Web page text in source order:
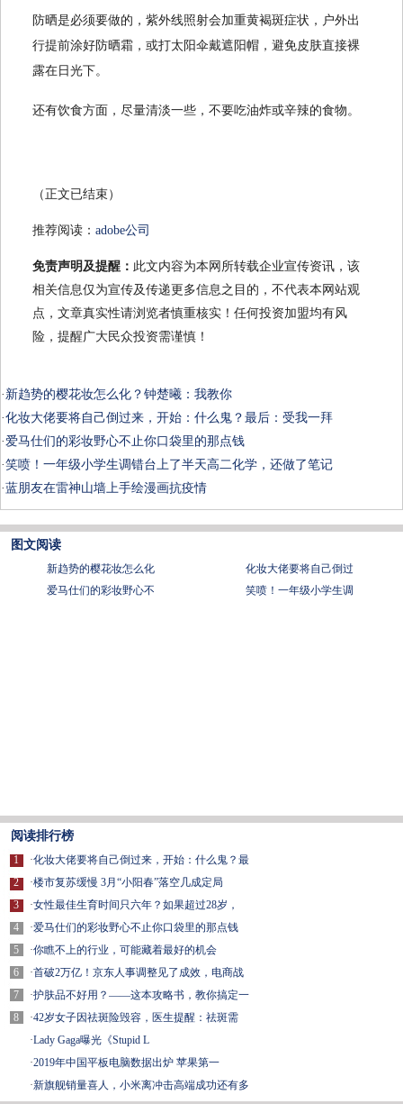
防晒是必须要做的，紫外线照射会加重黄褐斑症状，户外出
行提前涂好防晒霜，或打太阳伞戴遮阳帽，避免皮肤直接裸
露在日光下。
还有饮食方面，尽量清淡一些，不要吃油炸或辛辣的食物。
（正文已结束）
推荐阅读： adobe公司
免责声明及提醒： 此文内容为本网所转载企业宣传资讯，该
相关信息仅为宣传及传递更多信息之目的，不代表本网站观
点，文章真实性请浏览者慎重核实！任何投资加盟均有风
险，提醒广大民众投资需谨慎！
· 新趋势的樱花妆怎么化？钟楚曦：我教你
·化妆大佬要将自己倒过来，开始：什么鬼？最后：受我一拜
·爱马仕们的彩妆野心不止你口袋里的那点钱
·笑喷！一年级小学生调错台上了半天高二化学，还做了笔记
·蓝朋友在雷神山墙上手绘漫画抗疫情
图文阅读
新趋势的樱花妆怎么化
化妆大佬要将自己倒过
爱马仕们的彩妆野心不
笑喷！一年级小学生调
阅读排行榜
1
2
3
4
5
6
7
8
·化妆大佬要将自己倒过来，开始：什么鬼？最
·楼市复苏缓慢 3月“小阳春”落空几成定局
·女性最佳生育时间只六年？如果超过28岁，
·爱马仕们的彩妆野心不止你口袋里的那点钱
·你瞧不上的行业，可能藏着最好的机会
·首破2万亿！京东人事调整见了成效，电商战
·护肤品不好用？——这本攻略书，教你搞定一
·42岁女子因祛斑险毁容，医生提醒：祛斑需
·Lady Gaga曝光《Stupid L
·2019年中国平板电脑数据出炉 苹果第一
·新旗舰销量喜人，小米离冲击高端成功还有多